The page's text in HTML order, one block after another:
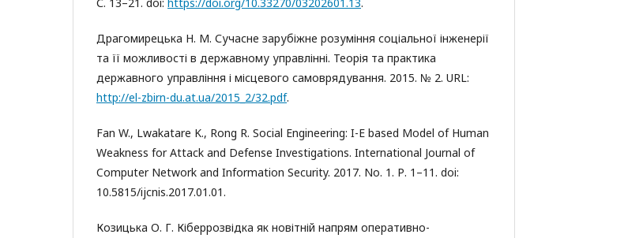
Драгомирецька Н. М. Сучасне зарубіжне розуміння соціальної інженерії
та її можливості в державному управлінні. Теорія та практика
державного управління і місцевого самоврядування. 2015. № 2. URL:
http://el-zbirn-du.at.ua/2015_2/32.pdf.
Fan W., Lwakatare K., Rong R. Social Engineering: I-E based Model of Human
Weakness for Attack and Defense Investigations. International Journal of
Computer Network and Information Security. 2017. No. 1. Р. 1–11. doi:
10.5815/ijcnis.2017.01.01.
Козицька О. Г. Кіберрозвідка як новітній напрям оперативно-